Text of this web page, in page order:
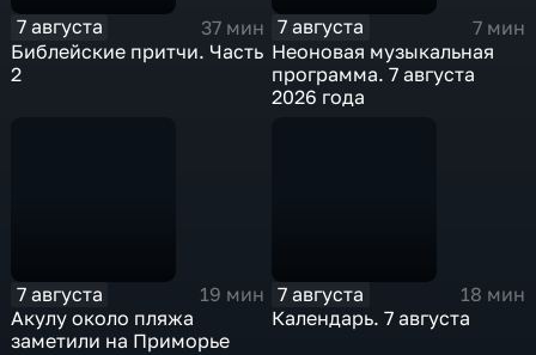
7 августа
37 мин
Библейские притчи. Часть
2
7 августа
7 мин
Неоновая музыкальная
программа. 7 августа
2026 года
7 августа
19 мин
Акулу около пляжа
заметили на Приморье
7 августа
18 мин
Календарь. 7 августа